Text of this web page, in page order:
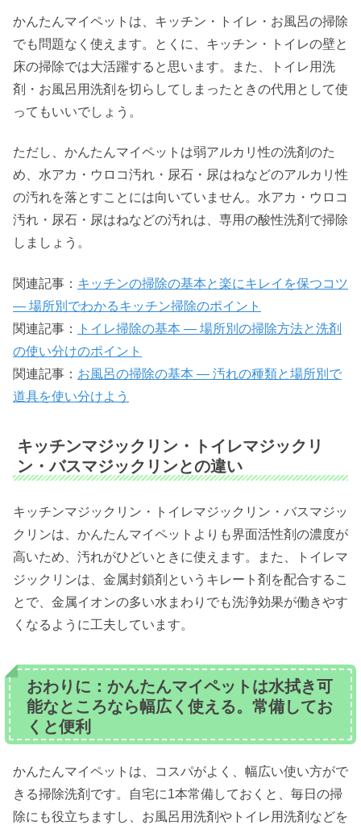
かんたんマイペットは、キッチン・トイレ・お風呂の掃除
でも問題なく使えます。とくに、キッチン・トイレの壁と
床の掃除では大活躍すると思います。また、トイレ用洗
剤・お風呂用洗剤を切らしてしまったときの代用として使
ってもいいでしょう。
ただし、かんたんマイペットは弱アルカリ性の洗剤のた
め、水アカ・ウロコ汚れ・尿石・尿はねなどのアルカリ性
の汚れを落とすことには向いていません。水アカ・ウロコ
汚れ・尿石・尿はねなどの汚れは、専用の酸性洗剤で掃除
しましょう。
関連記事： キッチンの掃除の基本と楽にキレイを保つコツ
― 場所別でわかるキッチン掃除のポイント
関連記事：
トイレ掃除の基本 ― 場所別の掃除方法と洗剤
の使い分けのポイント
関連記事： お風呂の掃除の基本 ― 汚れの種類と場所別で
道具を使い分けよう
キッチンマジックリン・トイレマジックリ
ン・バスマジックリンとの違い
キッチンマジックリン・トイレマジックリン・バスマジッ
クリンは、かんたんマイペットよりも界面活性剤の濃度が
高いため、汚れがひどいときに使えます。また、トイレマ
ジックリンは、金属封鎖剤というキレート剤を配合するこ
とで、金属イオンの多い水まわりでも洗浄効果が働きやす
くなるように工夫しています。
おわりに：かんたんマイペットは水拭き可
能なところなら幅広く使える。常備してお
くと便利
かんたんマイペットは、コスパがよく、幅広い使い方がで
きる掃除洗剤です。自宅に1本常備しておくと、毎日の掃
除にも役立ちますし、お風呂用洗剤やトイレ用洗剤などを